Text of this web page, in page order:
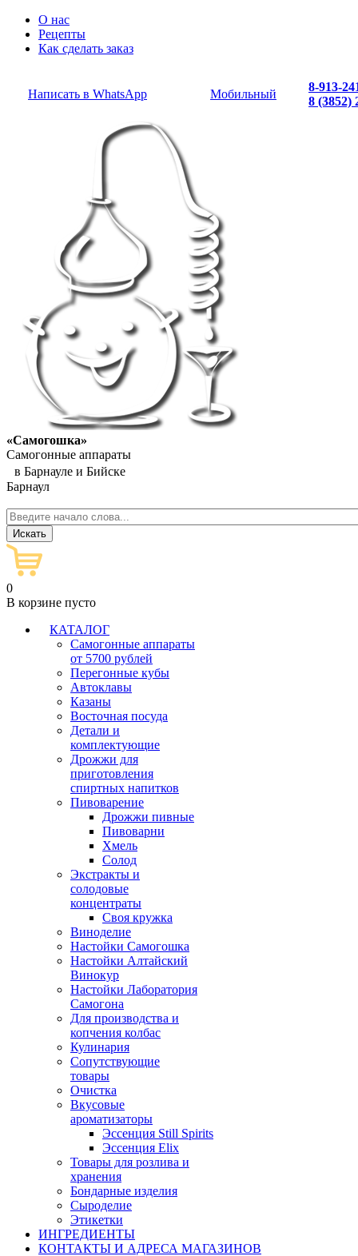
О нас
Рецепты
Как сделать заказ
Написать в WhatsApp Мобильный
8-913-
8 (3852)
«Самогошка»
Самогонные аппараты
в Барнауле и Бийске
Барнаул
0
В корзине пусто
КАТАЛОГ
Самогонные аппараты
от 5700 рублей
Перегонные кубы
Автоклавы
Казаны
Восточная посуда
Детали и
комплектующие
Дрожжи для
приготовления
спиртных напитков
Пивоварение
Дрожжи пивные
Пивоварни
Хмель
Солод
Экстракты и
солодовые
концентраты
Своя кружка
Виноделие
Настойки Самогошка
Настойки Алтайский
Винокур
Настойки Лаборатория
Самогона
Для производства и
копчения колбас
Кулинария
Сопутствующие
товары
Очистка
Вкусовые
ароматизаторы
Эссенция Still Spirits
Эссенция Elix
Товары для розлива и
хранения
Бондарные изделия
Cыроделие
Этикетки
ИНГРЕДИЕНТЫ
КОНТАКТЫ И АДРЕСА МАГАЗИНОВ